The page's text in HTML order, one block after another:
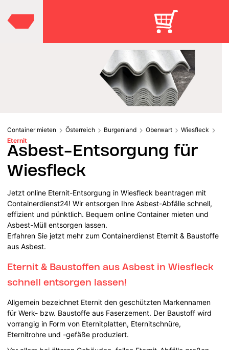
Container mieten Österreich Burgenland Oberwart
Wiesfleck
Eternit
Asbest-Entsorgung für
Wiesfleck
Jetzt online Eternit-Entsorgung in Wiesfleck beantragen mit
Containerdienst24! Wir entsorgen Ihre Asbest-Abfälle schnell,
effizient und pünktlich. Bequem online Container mieten und
Asbest-Müll entsorgen lassen.
Erfahren Sie jetzt mehr zum Containerdienst Eternit & Baustoffe
aus Asbest.
Eternit & Baustoffen aus Asbest in Wiesfleck
schnell entsorgen lassen!
Allgemein bezeichnet Eternit den geschützten Markennamen
für Werk- bzw. Baustoffe aus Faserzement. Der Baustoff wird
vorrangig in Form von Eternitplatten, Eternitschnüre,
Eternitrohre und -gefäße produziert.